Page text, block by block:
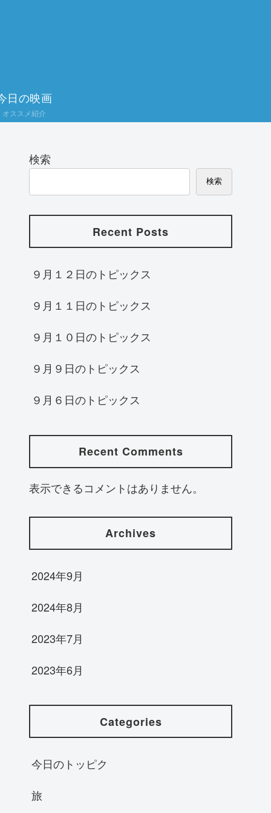
日の映画
オススメ紹介
検索
検索
Recent Posts
９月１２日のトピックス
９月１１日のトピックス
９月１０日のトピックス
９月９日のトピックス
９月６日のトピックス
Recent Comments
表示できるコメントはありません。
Archives
2024年9月
2024年8月
2023年7月
2023年6月
Categories
今日のトッピク
旅